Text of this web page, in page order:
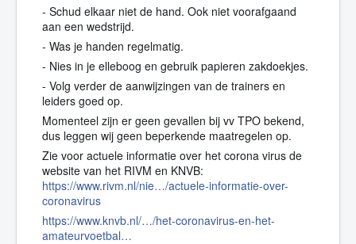
- Schud elkaar niet de hand. Ook niet voorafgaand
aan een wedstrijd.
- Was je handen regelmatig.
- Nies in je elleboog en gebruik papieren zakdoekjes.
- Volg verder de aanwijzingen van de trainers en
leiders goed op.
Momenteel zijn er geen gevallen bij vv TPO bekend,
dus leggen wij geen beperkende maatregelen op.
Zie voor actuele informatie over het corona virus de
website van het RIVM en KNVB:
https://www.rivm.nl/nie…/actuele-informatie-over-
coronavirus
https://www.knvb.nl/…/het-coronavirus-en-het-
amateurvoetbal…